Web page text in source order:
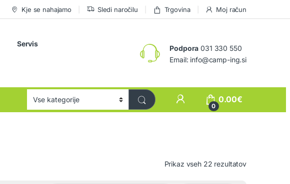
Kje se nahajamo Sledi naročilu Trgovina Moj račun
Servis
Podpora 031 330 550
Email: info@camp-ing.si
0
0.00€
Prikaz vseh 22 rezultatov